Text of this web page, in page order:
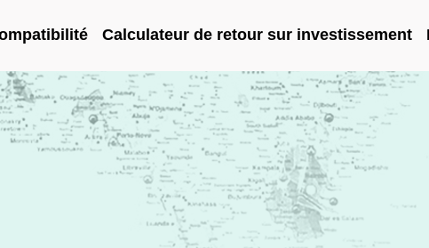
Calculateur de retour sur investissement